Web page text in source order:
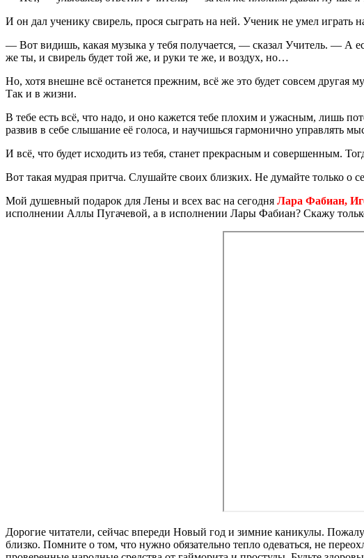
И он дал ученику свирель, прося сыграть на ней. Ученик не умел играть
— Вот видишь, какая музыка у тебя получается, — сказал Учитель. — А
же ты, и свирель будет той же, и руки те же, и воздух, но…
Но, хотя внешне всё останется прежним, всё же это будет совсем другая
Так и в жизни.
В тебе есть всё, что надо, и оно кажется тебе плохим и ужасным, лишь
развив в себе слышание её голоса, и научишься гармонично управлять
И всё, что будет исходить из тебя, станет прекрасным и совершенным.
Вот такая мудрая притча. Слушайте своих близких. Не думайте только о
Мой душевный подарок для Лены и всех вас на сегодня Лара Фабиан,
исполнении Аллы Пугачевой, а в исполнении Лары Фабиан? Скажу
Дорогие читатели, сейчас впереди Новый год и зимние каникулы.
близко. Помните о том, что нужно обязательно тепло одеваться, не